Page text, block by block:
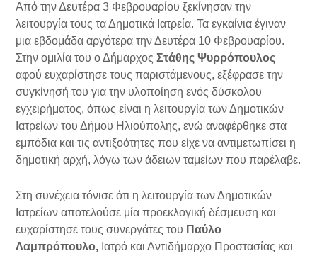
Από την Δευτέρα 3 Φεβρουαρίου ξεκίνησαν την
λειτουργία τους τα Δημοτικά Ιατρεία. Τα εγκαίνια έγιναν
μια εβδομάδα αργότερα την Δευτέρα 10 Φεβρουαρίου.
Στην ομιλία του ο Δήμαρχος Στάθης Ψυρρόπουλος
αφού ευχαρίστησε τους παριστάμενους, εξέφρασε την
συγκίνησή του για την υλοποίηση ενός δύσκολου
εγχειρήματος, όπως είναι η λειτουργία των Δημοτικών
Ιατρείων του Δήμου Ηλιούπολης, ενώ αναφέρθηκε στα
εμπόδια και τις αντιξοότητες που είχε να αντιμετωπίσει η
δημοτική αρχή, λόγω των άδειων ταμείων που παρέλαβε.
Στη συνέχεια τόνισε ότι η λειτουργία των Δημοτικών
Ιατρείων αποτελούσε μία προεκλογική δέσμευση και
ευχαρίστησε τους συνεργάτες του Παύλο
Λαμπρόπουλο, Ιατρό και Αντιδήμαρχο Προστασίας και